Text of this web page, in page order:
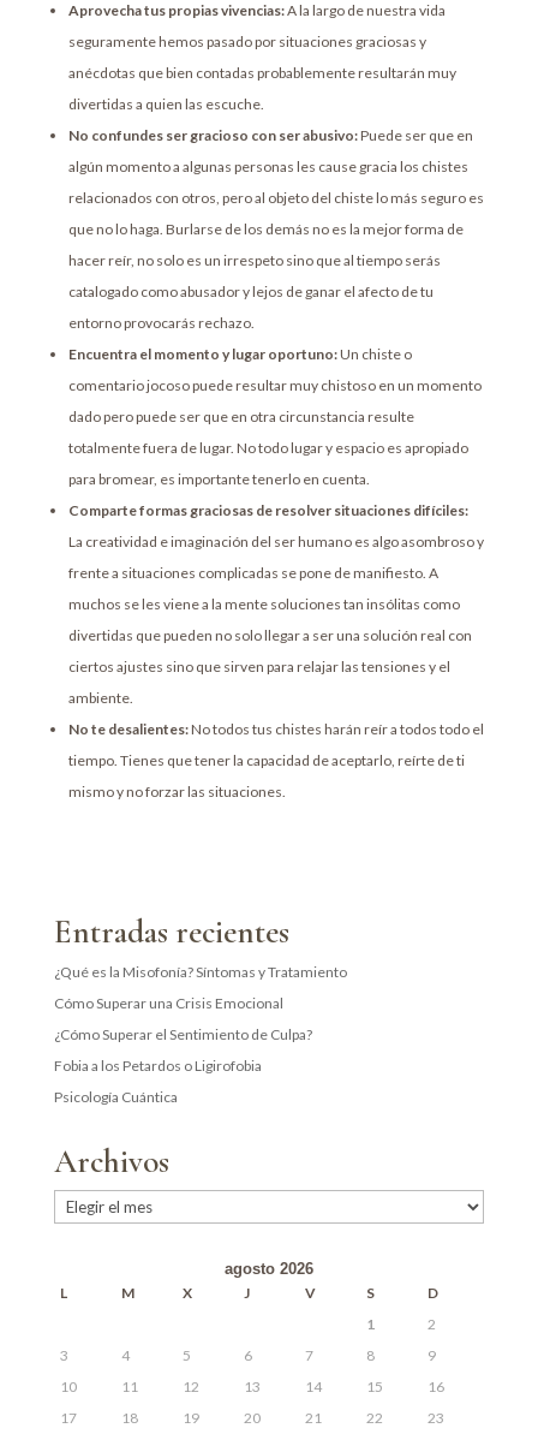
Aprovecha tus propias vivencias:A la largo de nuestra vida
seguramente hemos pasado por situaciones graciosas y
anécdotas que bien contadas probablemente resultarán muy
divertidas a quien las escuche.
No confundes ser gracioso con ser abusivo:Puede ser que en
algún momento a algunas personas les cause gracia los chistes
relacionados con otros, pero al objeto del chiste lo más seguro es
que no lo haga. Burlarse de los demás no es la mejor forma de
hacer reír, no solo es un irrespeto sino que al tiempo serás
catalogado como abusador y lejos de ganar el afecto de tu
entorno provocarás rechazo.
Encuentra el momento y lugar oportuno:Un chiste o
comentario jocoso puede resultar muy chistoso en un momento
dado pero puede ser que en otra circunstancia resulte
totalmente fuera de lugar. No todo lugar y espacio es apropiado
para bromear, es importante tenerlo en cuenta.
Comparte formas graciosas de resolver situaciones difíciles:
La creatividad e imaginación del ser humano es algo asombroso y
frente a situaciones complicadas se pone de manifiesto. A
muchos se les viene a la mente soluciones tan insólitas como
divertidas que pueden no solo llegar a ser una solución real con
ciertos ajustes sino que sirven para relajar las tensiones y el
ambiente.
No te desalientes:No todos tus chistes harán reír a todos todo el
tiempo. Tienes que tener la capacidad de aceptarlo, reírte de ti
mismo y no forzar las situaciones.
Entradas recientes
¿Qué es la Misofonía? Síntomas y Tratamiento
Cómo Superar una Crisis Emocional
¿Cómo Superar el Sentimiento de Culpa?
Fobia a los Petardos o Ligirofobia
Psicología Cuántica
Archivos
Archivos
agosto 2026
L
M X J V S
D
1
2
3
4 5 6 7 8
9
10
11 12 13 14 15
16
17
18 19 20 21 22 23